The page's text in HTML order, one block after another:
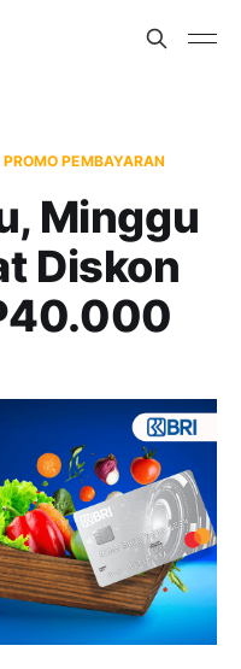
PROMO PEMBAYARAN
Minggu
Diskon